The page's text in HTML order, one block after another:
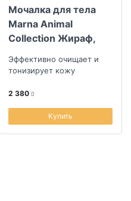
Мочалка для тела
Marna Animal
Collection Жираф,
Эффективно очищает и
тонизирует кожу
2 380
Купить